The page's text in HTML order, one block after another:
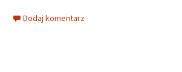
Dodaj komentarz